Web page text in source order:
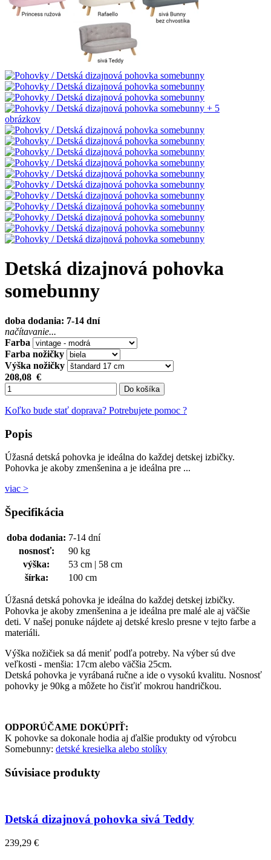
+ 5
obrázkov
Detská dizajnová pohovka
somebunny
doba dodania: 7-14 dní
načítavanie...
Farba
Farba nožičky
Výška nožičky
208,08 €
Do košíka
Koľko bude stať doprava? Potrebujete pomoc ?
Popis
Úžasná detská pohovka je ideálna do každej detskej izbičky.
Pohovka je akoby zmenšenina a je ideálna pre ...
viac >
Špecifikácia
doba dodania: 7-14 dní
nosnosť:
90 kg
výška:
53 cm | 58 cm
šírka:
100 cm
Úžasná detská pohovka je ideálna do každej detskej izbičky.
Pohovka je akoby zmenšenina a je ideálna pre malé ale aj väčšie
deti. V našej ponuke nájdete aj detské kreslo presne v tejto farbe a
materiáli.
Výška nožičiek sa dá meniť podľa potreby. Na výber sú dve
veľkosti - menšia: 17cm alebo väčšia 25cm.
Detská pohovka je vyrábaná ručne a ide o vysokú kvalitu. Nosnosť
pohovky je 90kg a môžete ho čisťiť mokrou handričkou.
ODPORÚČAME DOKÚPIŤ:
K pohovke sa dokonale hodia aj ďalšie produkty od výrobcu
Somebunny: detské kresielka alebo stolíky
Súvisiace produkty
Detská dizajnová pohovka sivá Teddy
239,29 €